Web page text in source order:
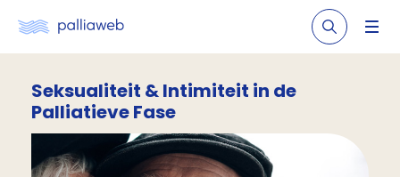
Seksualiteit & Intimiteit in de
Palliatieve Fase